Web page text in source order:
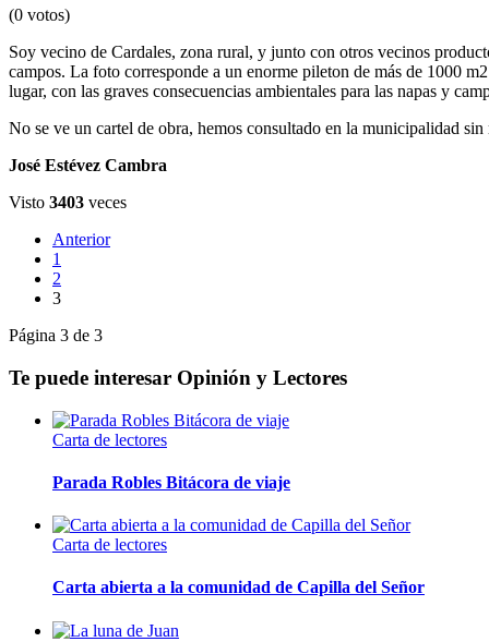
(0 votos)
Soy vecino de Cardales, zona rural, y junto con otros vecinos
campos. La foto corresponde a un enorme pileton de más de 1000
lugar, con las graves consecuencias ambientales para las napas y
No se ve un cartel de obra, hemos consultado en la municipalidad
José Estévez Cambra
Visto 3403 veces
Anterior
1
2
3
Página 3 de 3
Te puede interesar Opinión y Lectores
Carta de lectores
Parada Robles Bitácora de viaje
Carta de lectores
Carta abierta a la comunidad de Capilla del Señor